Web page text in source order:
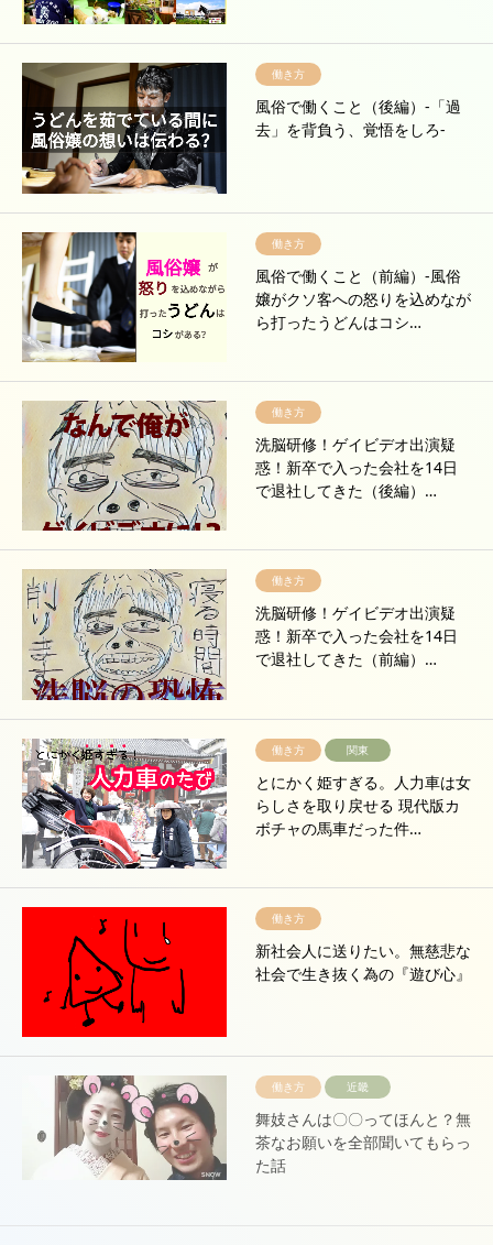
働き方
風俗で働くこと（後編）-「過
去」を背負う、覚悟をしろ-
働き方
風俗で働くこと（前編）-風俗
嬢がクソ客への怒りを込めなが
ら打ったうどんはコシ…
働き方
洗脳研修！ゲイビデオ出演疑
惑！新卒で入った会社を14日
で退社してきた（後編）…
働き方
洗脳研修！ゲイビデオ出演疑
惑！新卒で入った会社を14日
で退社してきた（前編）…
働き方 関東
とにかく姫すぎる。人力車は女
らしさを取り戻せる 現代版カ
ボチャの馬車だった件…
働き方
新社会人に送りたい。無慈悲な
社会で生き抜く為の『遊び心』
働き方 近畿
舞妓さんは〇〇ってほんと？無
茶なお願いを全部聞いてもらっ
た話